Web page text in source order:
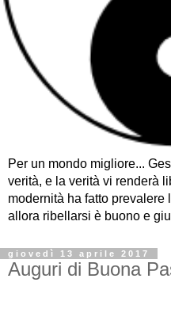
Per un mondo migliore...
verità, e la verità vi renderà
modernità ha fatto
allora ribellarsi è buono e
giovedì 13 aprile 2017
Auguri di Buona